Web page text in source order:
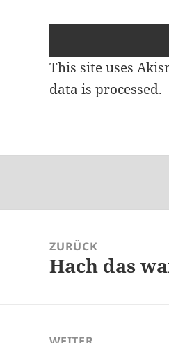
This site uses
data is processed.
ZURÜCK
Vorheriger
Hach das